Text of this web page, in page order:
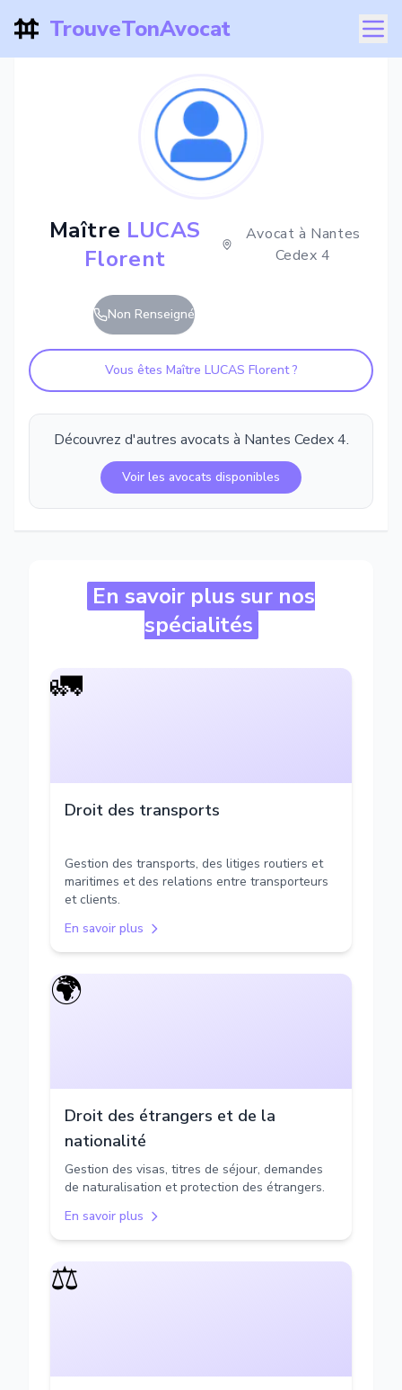
TrouveTonAvocat
Maître LUCAS
Florent
Avocat à Nantes
Cedex 4
Non Renseigné
Vous êtes Maître LUCAS Florent?
Découvrez d'autres avocats à Nantes Cedex 4.
Voir les avocats disponibles
En savoir plus sur nos
spécialités
🚛
Droit des transports
Gestion des transports, des litiges routiers et
maritimes et des relations entre transporteurs
et clients.
En savoir plus
🌍
Droit des étrangers et de la
nationalité
Gestion des visas, titres de séjour, demandes
de naturalisation et protection des étrangers.
En savoir plus
⚖️